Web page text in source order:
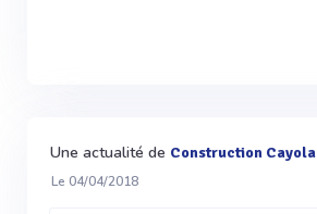
Une actualité de Construction Cayola
Le 04/04/2018